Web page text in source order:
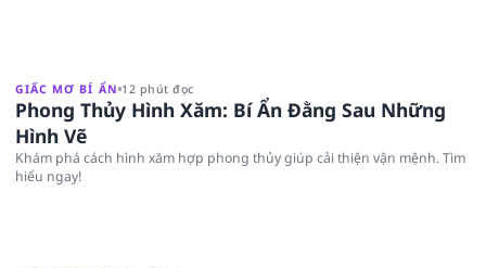
GIẤC MƠ BÍ ẨN 12 phút đọc
Phong Thủy Hình Xăm: Bí Ẩn Đằng Sau Những
Hình Vẽ
Khám phá cách hình xăm hợp phong thủy giúp cải thiện vận mệnh. Tìm
hiểu ngay!